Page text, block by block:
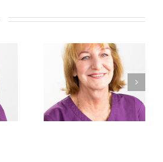
Gabriele
Oberländer